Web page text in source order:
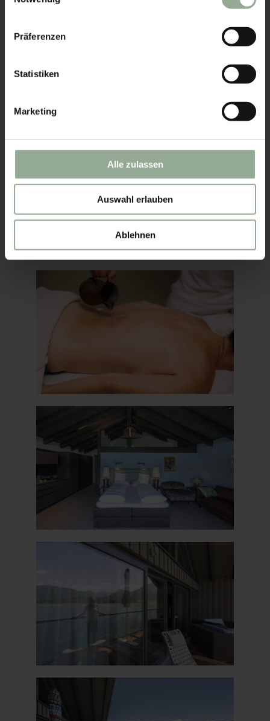
Präferenzen
Statistiken
Marketing
Alle zulassen
Auswahl erlauben
Ablehnen